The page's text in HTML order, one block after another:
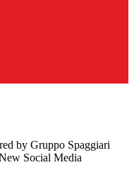
by Gruppo Spaggiari
Social Media